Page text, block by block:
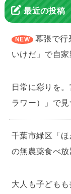
最近の投稿
幕張で行
いけだ」で自家
日常に彩りを
ラワー）」で
千葉市緑区「
の無農薬食べ放
大人も子ども